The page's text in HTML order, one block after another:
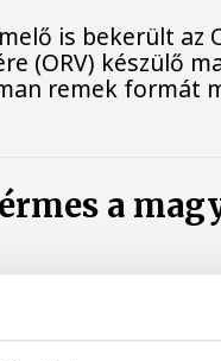
is bekerült az
(ORV) készülő
remek formát
a
Farkas
összetételű